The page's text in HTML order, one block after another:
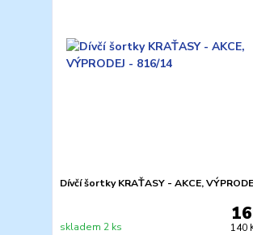
Dívčí šortky KRAŤASY - AKCE,
140
skladem 2 ks